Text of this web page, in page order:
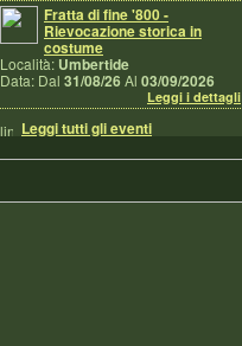
Fratta di fine '800 -
Rievocazione storica in
costume
Località: Umbertide
Data: Dal 31/08/26 Al 03/09/2026
Leggi i dettagli
Leggi tutti gli eventi